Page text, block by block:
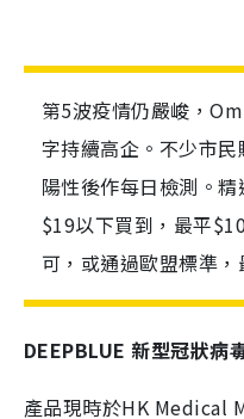
第5波疫情仍嚴峻，
字持續高企。不少市
陽性後作每日檢測。
$19以下買到，最平
可，或通過歐盟標準
DEEPBLUE 新型冠狀病
產品現時於HK Medical